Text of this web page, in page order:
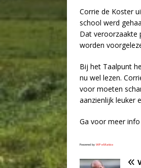
Corrie de Koster
school werd
Dat veroorzaakte
worden
Bij het Taalpunt
nu wel lezen.
voor moeten
aanzienlijk leuker
Ga voor meer
Powered by WPeMatico